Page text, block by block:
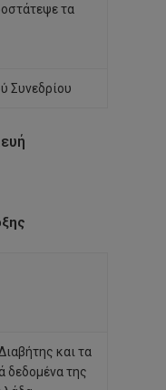
τα
Συνεδρίου
και τα
δεδομένα της